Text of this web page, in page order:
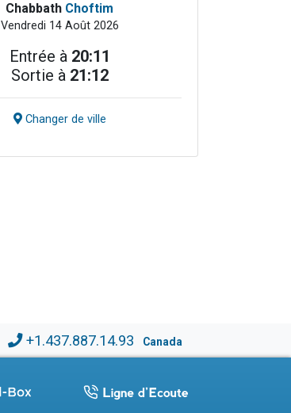
Chabbath Choftim
Vendredi 14 Août 2026
Entrée à 20:11
Sortie à 21:12
Changer de ville
+1.437.887.14.93 Canada